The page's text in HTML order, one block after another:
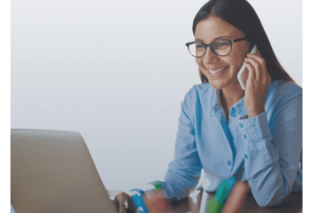
Que existen riesgos reales, pero gestionables con criterio.
Que el docente sigue siendo el centro del proceso
educativo, al menos así lo pienso y lo seguiré pensando
Y que la clave no es saberlo todo, sino empezar con
seguridad, ética y propósito.
El webinar busca dar claridad, confianza y ejemplos
aplicables desde el día siguiente. Y, por qué no, una guía y